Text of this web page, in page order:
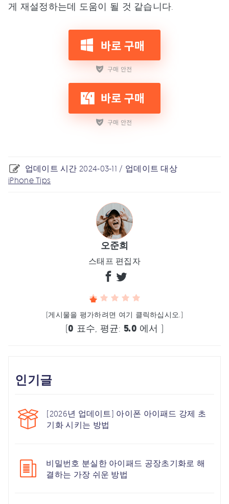
게 재설정하는데 도움이 될 것 같습니다.
업데이트 시간 2024-03-11 / 업데이트 대상
iPhone Tips
오준희
스태프 편집자
(게시물을 평가하려면 여기 클릭하십시오.)
(0 표수, 평균: 5.0 에서 )
인기글
[2026년 업데이트] 아이폰 아이패드 강제 초
기화 시키는 방법
비밀번호 분실한 아이패드 공장초기화로 해
결하는 가장 쉬운 방법